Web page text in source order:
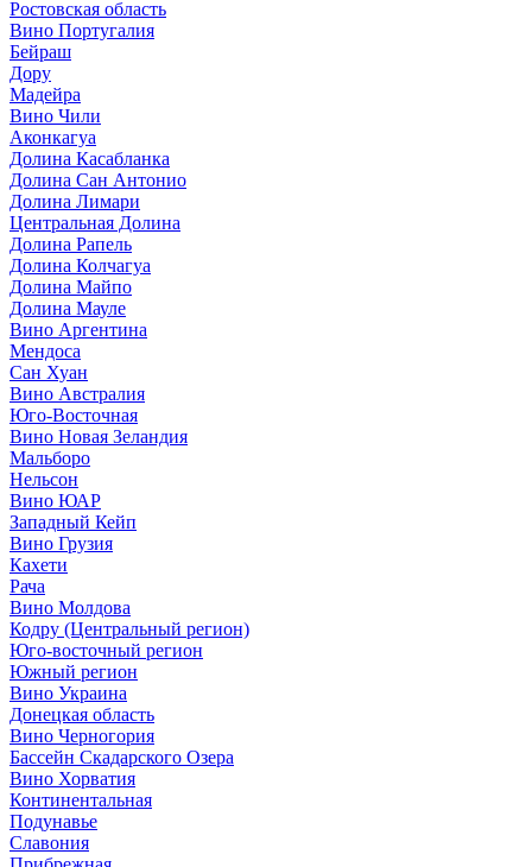
Ростовская область
Вино Португалия
Бейраш
Дору
Мадейра
Вино Чили
Аконкагуа
Долина Касабланка
Долина Сан Антонио
Долина Лимари
Центральная Долина
Долина Рапель
Долина Колчагуа
Долина Майпо
Долина Мауле
Вино Аргентина
Мендоса
Сан Хуан
Вино Австралия
Юго-Восточная
Вино Новая Зеландия
Мальборо
Нельсон
Вино ЮАР
Западный Кейп
Вино Грузия
Кахети
Рача
Вино Молдова
Кодру (Центральный регион)
Юго-восточный регион
Южный регион
Вино Украина
Донецкая область
Вино Черногория
Бассейн Скадарского Озера
Вино Хорватия
Континентальная
Подунавье
Славония